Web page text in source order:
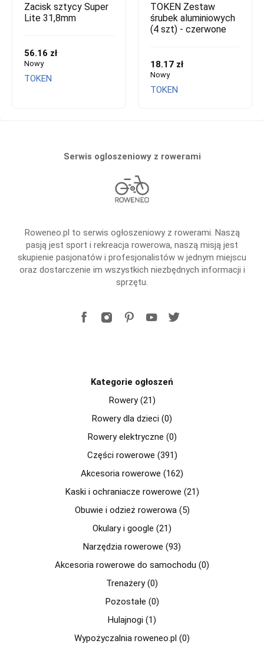
Zacisk sztycy Super
Lite 31,8mm
56.16 zł
Nowy
TOKEN
TOKEN Zestaw
śrubek aluminiowych
(4 szt) - czerwone
18.17 zł
Nowy
TOKEN
Serwis ogloszeniowy z rowerami
Roweneo.pl to serwis ogłoszeniowy z rowerami. Naszą
pasją jest sport i rekreacja rowerowa, naszą misją jest
skupienie pasjonatów i profesjonalistów w jednym miejscu
oraz dostarczenie im wszystkich niezbędnych informacji i
sprzętu.
Kategorie ogłoszeń
Rowery (21)
Rowery dla dzieci (0)
Rowery elektryczne (0)
Części rowerowe (391)
Akcesoria rowerowe (162)
Kaski i ochraniacze rowerowe (21)
Obuwie i odzież rowerowa (5)
Okulary i google (21)
Narzędzia rowerowe (93)
Akcesoria rowerowe do samochodu (0)
Trenażery (0)
Pozostałe (0)
Hulajnogi (1)
Wypożyczalnia roweneo.pl (0)